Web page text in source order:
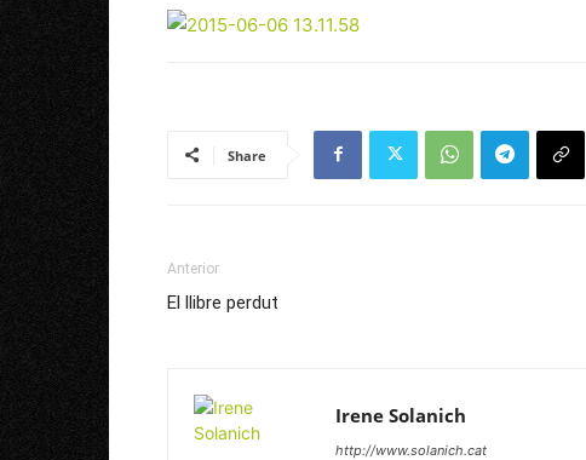
Share
Anterior
El llibre perdut
Irene Solanich
http://www.solanich.cat